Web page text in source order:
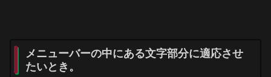
メニューバーの中にある文字部分に適応させ
たいとき。